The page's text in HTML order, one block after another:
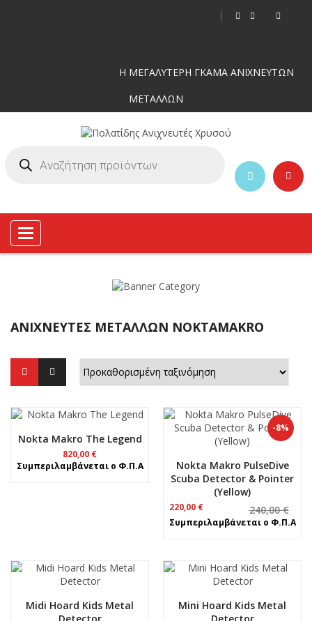
Η ΜΕΓΑΛΥΤΕΡΗ ΓΚΑΜΑ ΑΝΙΧΝΕΥΤΩΝ
ΜΕΤΑΛΛΩΝ
Toggle
navigation
ΑΝΙΧΝΕΥΤΕΣ ΜΕΤΑΛΛΩΝ NOKTAMAKRO
Nokta Makro The Legend
820,00 €
Συμπεριλαμβάνεται ο Φ.Π.Α
-8%
Nokta Makro PulseDive
Scuba Detector & Pointer
(Yellow)
240,00€
price
was:
220,00 €
τρέχουσα
τιμή
Συμπεριλαμβάνεται ο Φ.Π.Α
Midi Hoard Kids Metal
Detector
Mini Hoard Kids Metal
Detector